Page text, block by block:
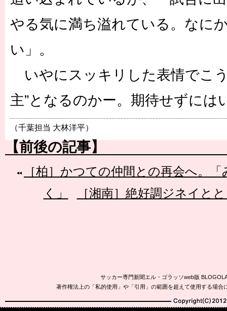
やる気に満ち溢れている。なに
い」。
いやにスッキリした表情でこ
主”となるのかー。期待せずには
（千葉担当 大林洋平）
【前後の記事】
［柏］かつての仲間との再会へ。
く」
［湘南］絶好調ジネイと
サッカー専門新聞エル・ゴラッソweb版
著作権法上の「私的使用」や「引用」の範囲を超えて使用する場